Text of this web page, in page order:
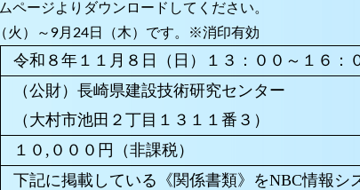
ページよりダウンロードしてください。
）～9月24日（木）です。※消印有効
令和８年１１月８日（日）１３：００～１６：
（公財）長崎県建設技術研究センター
（大村市池田２丁目１３１１番３）
１０ , ０００円（非課税）
下記に掲載している《関係書類》をNBC情報シ